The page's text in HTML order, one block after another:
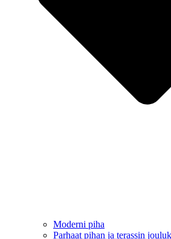
Moderni piha
Parhaat pihan ja terassin